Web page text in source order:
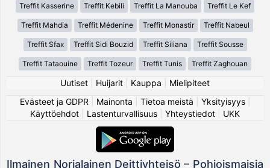
Treffit Kasserine Treffit Kebili Treffit La Manouba Treffit Le Kef
Treffit Mahdia Treffit Médenine Treffit Monastir Treffit Nabeul
Treffit Sfax Treffit Sidi Bouzid Treffit Siliana Treffit Sousse
Treffit Tataouine Treffit Tozeur Treffit Tunis Treffit Zaghouan
Uutiset Huijarit Kauppa
Mielipiteet
Evästeet ja GDPR
Mainonta Tietoa meistä Yksityisyys|
Käyttöehdot
Lastenturvallisuus Yhteystiedot UKK
Ilmainen Norjalainen Deittiyhteisö – Pohjoismaisia